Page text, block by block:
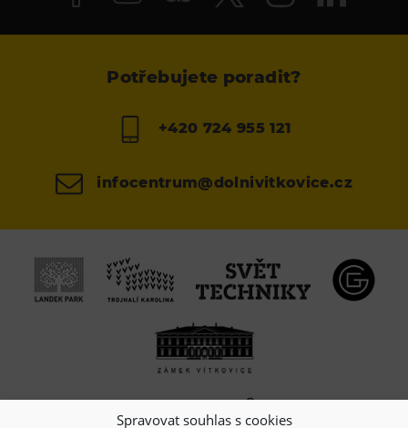
Spravovat souhlas s cookies
Potřebujete poradit?
+420 724 955 121
infocentrum@dolnivitkovice.cz